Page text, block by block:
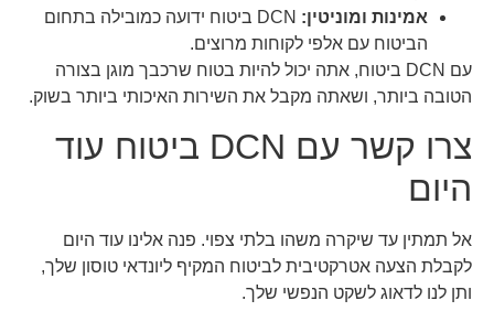
אמינות ומוניטין:
DCN ביטוח ידועה כמובילה בתחום
הביטוח עם אלפי לקוחות מרוצים.
עם DCN ביטוח, אתה יכול להיות בטוח שרכבך מוגן בצורה
הטובה ביותר, ושאתה מקבל את השירות האיכותי ביותר בשוק.
צרו קשר עם DCN ביטוח עוד
היום
אל תמתין עד שיקרה משהו בלתי צפוי. פנה אלינו עוד היום
לקבלת הצעה אטרקטיבית לביטוח המקיף ליונדאי טוסון שלך,
ותן לנו לדאוג לשקט הנפשי שלך.